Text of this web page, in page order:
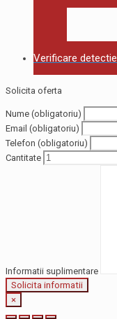
Verificare detectie
Solicita oferta
Nume (obligatoriu)
Email (obligatoriu)
Telefon (obligatoriu)
Cantitate
Informatii suplimentare
×